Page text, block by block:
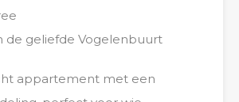
de geliefde Vogelenbuurt
appartement met een